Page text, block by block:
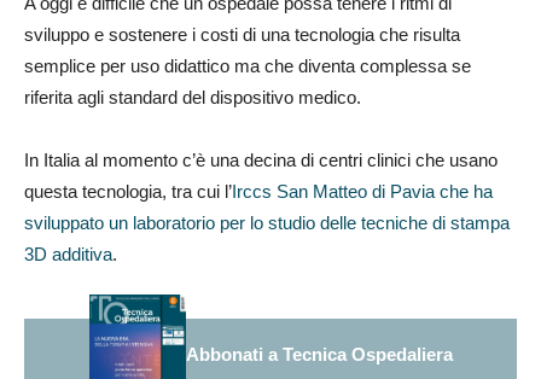
sviluppo e sostenere i costi di una tecnologia che risulta
semplice per uso didattico ma che diventa complessa se
riferita agli standard del dispositivo medico.
In Italia al momento c’è una decina di centri clinici che usano
questa tecnologia, tra cui l’Irccs San Matteo di Pavia che ha
sviluppato un laboratorio per lo studio delle tecniche di stampa
3D additiva.
Abbonati a Tecnica Ospedaliera